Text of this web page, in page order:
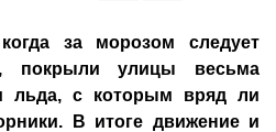
за морозом следует
покрыли улицы весьма
льда, с которым вряд ли
В итоге движение и